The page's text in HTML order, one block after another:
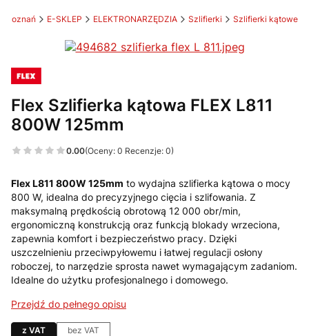
Poznań E-SKLEP ELEKTRONARZĘDZIA Szlifierki Szlifierki kątowe
Flex Szlifierka kątowa FLEX L811
800W 125mm
0.00(Oceny: 0 Recenzje: 0)
Flex L811 800W 125mm to wydajna szlifierka kątowa o mocy
800 W, idealna do precyzyjnego cięcia i szlifowania. Z
maksymalną prędkością obrotową 12 000 obr/min,
ergonomiczną konstrukcją oraz funkcją blokady wrzeciona,
zapewnia komfort i bezpieczeństwo pracy. Dzięki
uszczelnieniu przeciwpyłowemu i łatwej regulacji osłony
roboczej, to narzędzie sprosta nawet wymagającym zadaniom.
Idealne do użytku profesjonalnego i domowego.
Przejdź do pełnego opisu
z VAT bez VAT